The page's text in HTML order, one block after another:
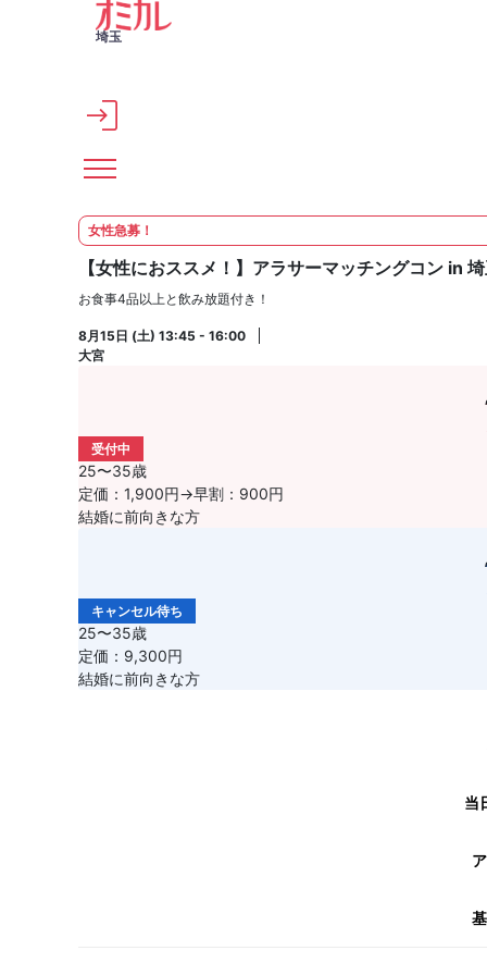
メインコンテンツへスキップ
埼玉
女性急募！
【女性におススメ！】アラサーマッチングコン in
お食事4品以上と飲み放題付き！
8月15日 (土) 13:45 - 16:00
大宮
受付中
25〜35歳
定価：1,900円→早割：900円
結婚に前向きな方
キャンセル待ち
25〜35歳
定価：9,300円
結婚に前向きな方
当